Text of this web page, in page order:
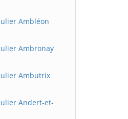
Ambléon
Ambronay
Ambutrix
Andert-et-